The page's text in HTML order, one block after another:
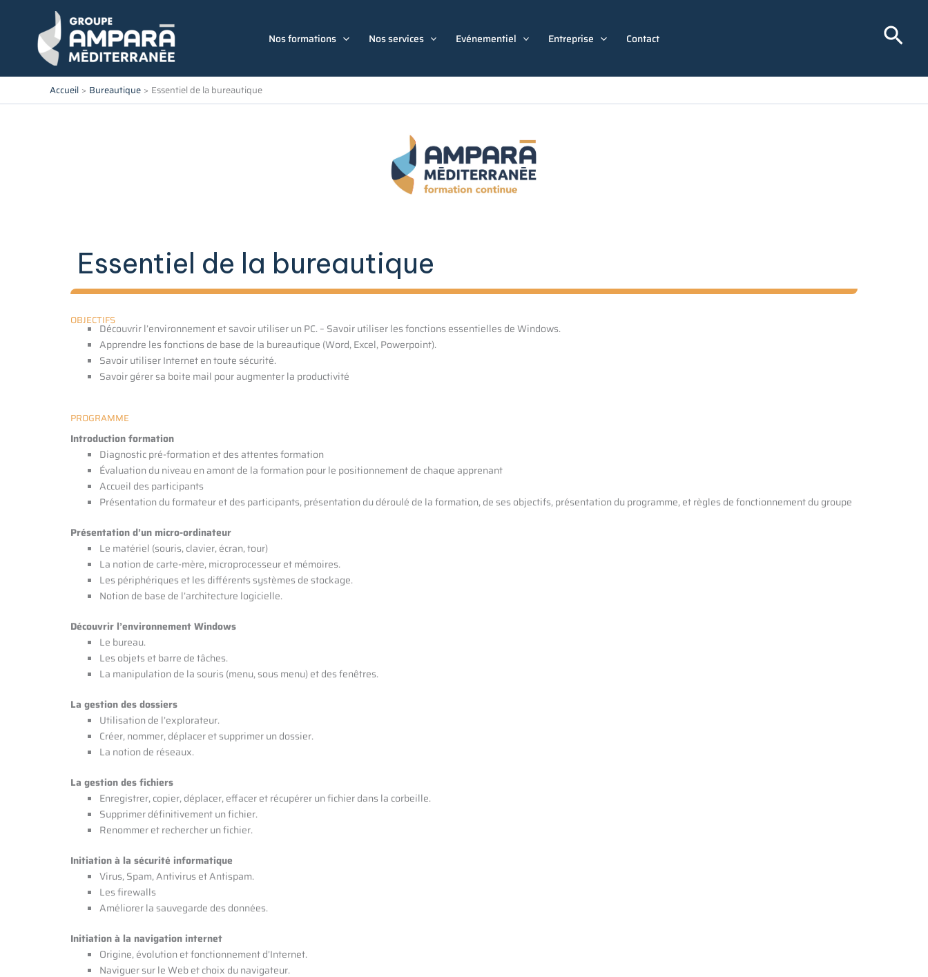
Nos formations Nos services Evénementiel Entreprise Contact
Accueil Bureautique Essentiel de la bureautique
Essentiel de la bureautique
OBJECTIFS
Découvrir l’environnement et savoir utiliser un PC. – Savoir utiliser les fonctions essentielles de Windows.
Apprendre les fonctions de base de la bureautique (Word, Excel, Powerpoint).
Savoir utiliser Internet en toute sécurité.
Savoir gérer sa boite mail pour augmenter la productivité
PROGRAMME
Introduction formation
Diagnostic pré-formation et des attentes formation
Évaluation du niveau en amont de la formation pour le positionnement de chaque apprenant
Accueil des participants
Présentation du formateur et des participants, présentation du déroulé de la formation, de ses objectifs, présentation du programme, et règles de fonctionnement du groupe
Présentation d’un micro-ordinateur
Le matériel (souris, clavier, écran, tour)
La notion de carte-mère, microprocesseur et mémoires.
Les périphériques et les différents systèmes de stockage.
Notion de base de l’architecture logicielle.
Découvrir l’environnement Windows
Le bureau.
Les objets et barre de tâches.
La manipulation de la souris (menu, sous menu) et des fenêtres.
La gestion des dossiers
Utilisation de l’explorateur.
Créer, nommer, déplacer et supprimer un dossier.
La notion de réseaux.
La gestion des fichiers
Enregistrer, copier, déplacer, effacer et récupérer un fichier dans la corbeille.
Supprimer définitivement un fichier.
Renommer et rechercher un fichier.
Initiation à la sécurité informatique
Virus, Spam, Antivirus et Antispam.
Les firewalls
Améliorer la sauvegarde des données.
Initiation à la navigation internet
Origine, évolution et fonctionnement d’Internet.
Naviguer sur le Web et choix du navigateur.